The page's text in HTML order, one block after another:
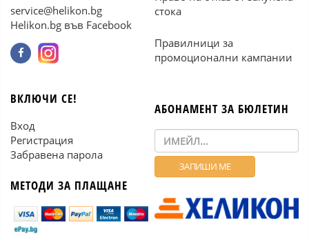
service@helikon.bg
Helikon.bg във Facebook
стока
Правилници за
промоционални кампании
ВКЛЮЧИ СЕ!
Вход
Регистрация
Забравена парола
МЕТОДИ ЗА ПЛАЩАНЕ
АБОНАМЕНТ ЗА БЮЛЕТИН